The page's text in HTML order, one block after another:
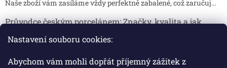
Nastavení souboru cookies:
Abychom vám mohli dopřát příjemný zážitek z
Naše zboží vám zasíláme vždy perfektně zabalené, což zaručuj...
Průvodce českým porcelánem: Značky, kvalita a jak